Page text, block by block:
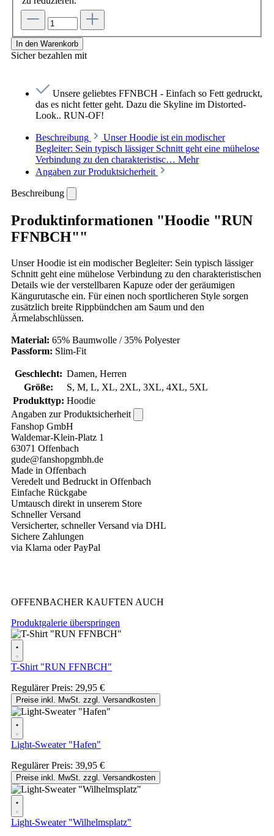
In den Warenkorb
Sicher bezahlen mit
Unsere geliebtes FFNBCH - Einfach so Fett gedruckt,
das es nicht fetter geht. Dazu die Skyline im Distorted-
Look.. RUN-OF!
Beschreibung
Unser Hoodie ist ein modischer
Begleiter: Sein typisch lässiger Schnitt geht eine mühelose
Verbindung zu den charakteristisc… Mehr
Angaben zur Produktsicherheit
Beschreibung
Produktinformationen "Hoodie "RUN
FFNBCH""
Unser Hoodie ist ein modischer Begleiter: Sein typisch lässiger
Schnitt geht eine mühelose Verbindung zu den charakteristischen
Details wie der verstellbaren Kapuze oder der geräumigen
Kängurutasche ein. Für einen noch sportlicheren Style sorgen
zusätzlich breite Rippbündchen am Saum und den
Ärmelabschlüssen.
Material: 65% Baumwolle / 35% Polyester
Passform: Slim-Fit
Geschlecht: Damen, Herren
Größe:
S, M, L, XL, 2XL, 3XL, 4XL, 5XL
Produkttyp: Hoodie
Angaben zur Produktsicherheit
Fanshop GmbH
Waldemar-Klein-Platz 1
63071 Offenbach
gude@fanshopgmbh.de
Made in Offenbach
Veredelt und Bedruckt in Offenbach
Einfache Rückgabe
Umtausch direkt in unserem Store
Schneller Versand
Versicherter, schneller Versand via DHL
Sichere Zahlungen
via Klarna oder PayPal
OFFENBACHER KAUFTEN AUCH
Produktgalerie überspringen
T-Shirt "RUN FFNBCH"
Regulärer Preis: 29,95 €
Preise inkl. MwSt. zzgl. Versandkosten
Light-Sweater "Hafen"
Regulärer Preis: 39,95 €
Preise inkl. MwSt. zzgl. Versandkosten
Light-Sweater "Wilhelmsplatz"